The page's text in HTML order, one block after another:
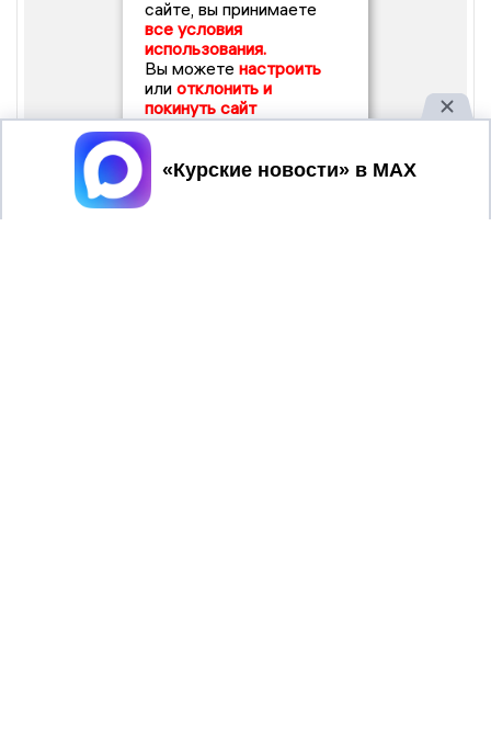
сайте, вы принимаете
все условия
использования.
Вы можете настроить
или отклонить и
покинуть сайт
Принять